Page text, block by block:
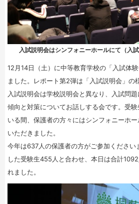
入試説明会はシンフォニーホールにて（入
12月14日（土）に中等教育学校の「入試体
ました。レポート第2弾は「入試説明会」の
入試説明会は学校説明会と異なり、入試問
傾向と対策についてお話しする会です。受
いる間、保護者の方々にはシンフォニーホ
いただきました。
今年は637人の保護者の方がご参加ください
した受験生455人と合わせ、本日は合計
れました。